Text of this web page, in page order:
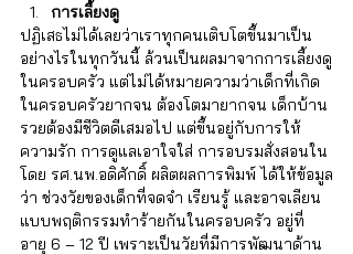
การเลี้ยงดู
ปฏิเสธไม่ได้เลยว่าเราทุกคนเติบโตขึ้นมาเป็น
อย่างไรในทุกวันนี้ ล้วนเป็นผลมาจากการเลี้ยงดู
ในครอบครัว แต่ไม่ได้หมายความว่าเด็กที่เกิด
ในครอบครัวยากจน ต้องโตมายากจน เด็กบ้าน
รวยต้องมีชีวิตดีเสมอไป แต่ขึ้นอยู่กับการให้
ความรัก การดูแลเอาใจใส่ การอบรมสั่งสอนใน
โดย รศ.นพ.อดิศักดิ์ ผลิตผลการพิมพ์ ได้ให้ข้อมูล
ว่า ช่วงวัยของเด็กที่จดจำ เรียนรู้ และอาจเลียน
แบบพฤติกรรมทำร้ายกันในครอบครัว อยู่ที่
อายุ 6 – 12 ปี เพราะเป็นวัยที่มีการพัฒนาด้าน